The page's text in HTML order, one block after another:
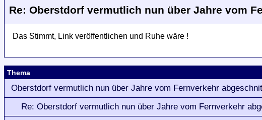
Re: Oberstdorf vermutlich nun über Jahre vom
Das Stimmt, Link veröffentlichen und Ruhe wäre !
Thema
Oberstdorf vermutlich nun über Jahre vom Fernverkehr
Re: Oberstdorf vermutlich nun über Jahre vom Fernverkehr